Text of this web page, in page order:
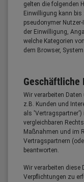
gelten die folgenden
Einwilligung kann bis
pseudonymer
der Einwilligung,
welche Kategorien
dem Browser,
Geschäftliche
Wir verarbeiten
z.B. Kunden und
als 'Vertragspartner')
vergleichbaren
Maßnahmen und im
Vertragspartnern
beantworten.
Wir verarbeiten diese
Verpflichtungen zu